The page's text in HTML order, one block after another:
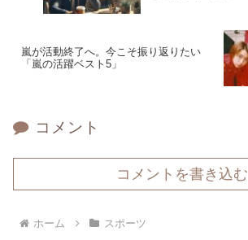
嵐が活動終了へ。今こそ振り返りたい
「嵐の活躍ベスト5」
コメント
コメントを書き込む
ホーム スポーツ